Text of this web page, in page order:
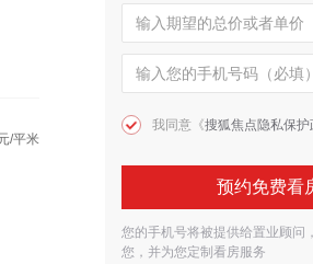
/平米
我同意《搜狐焦点隐私保护
预约免费看
您的手机号将被提供给置业顾问
您，并为您定制看房服务